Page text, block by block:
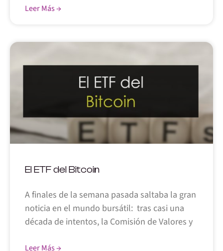
Leer Más →
El ETF del Bitcoin
A finales de la semana pasada saltaba la gran
noticia en el mundo bursátil: tras casi una
década de intentos, la Comisión de Valores y
Leer Más →